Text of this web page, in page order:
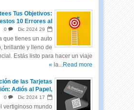
Tus Objetivos:
10 Errores al
Empezar el Año
29
Dic 2024
0
que tienes un auto
brillante y lleno de
Estás listo para hacer un viaje
la... Read more »
de las Tarjetas
Adiós al Papel,
Inteligentes
17
Dic 2024
0
vertiginoso mundo